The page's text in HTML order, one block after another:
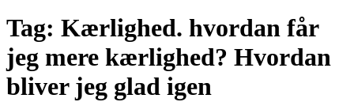
Tag: Kærlighed. hvordan får
jeg mere kærlighed? Hvordan
bliver jeg glad igen